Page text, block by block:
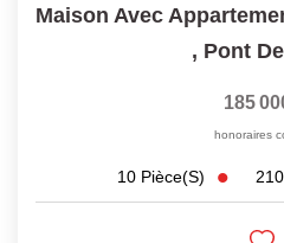
, Pont
185
honoraires
10 Pièce(s) 210